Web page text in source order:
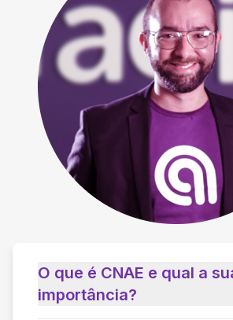
O que é CNAE e qual a
importância?